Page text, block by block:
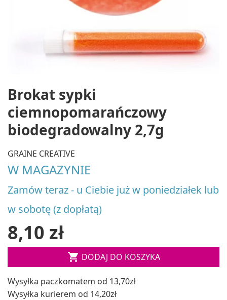
Brokat sypki
ciemnopomarańczowy
biodegradowalny 2,7g
GRAINE CREATIVE
W MAGAZYNIE
Zamów teraz - u Ciebie już w poniedziałek lub
w sobotę (z dopłatą)
8,10 zł
 DODAJ DO KOSZYKA
Wysyłka paczkomatem od 13,70zł
Wysyłka kurierem od 14,20zł